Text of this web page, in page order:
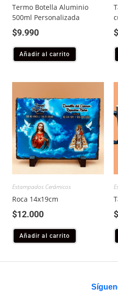
Termo Botella Aluminio
500ml Personalizada
$9.990
Añadir al carrito
$
Estampados Cerámicos
Roca 14x19cm
$12.000
Añadir al carrito
$